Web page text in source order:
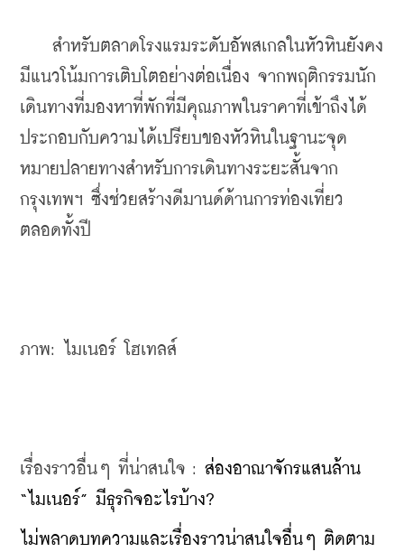
สำหรับตลาดโรงแรมระดับอัพสเกลในหัวหินยังคง
มีแนวโน้มการเติบโตอย่างต่อเนื่อง จากพฤติกรรมนัก
เดินทางที่มองหาที่พักที่มีคุณภาพในราคาที่เข้าถึงได้
ประกอบกับความได้เปรียบของหัวหินในฐานะจุด
หมายปลายทางสำหรับการเดินทางระยะสั้นจาก
กรุงเทพฯ ซึ่งช่วยสร้างดีมานด์ด้านการท่องเที่ยว
ตลอดทั้งปี
ภาพ: ไมเนอร์ โฮเทลส์
เรื่องราวอื่นๆ ที่น่าสนใจ : ส่องอาณาจักรแสนล้าน
“ไมเนอร์” มีธุรกิจอะไรบ้าง?
ไม่พลาดบทความและเรื่องราวน่าสนใจอื่นๆ ติดตาม